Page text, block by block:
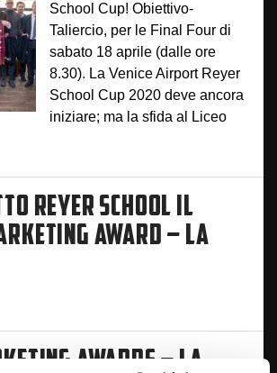
School Cup! Obiettivo-
Taliercio, per le Final Four di
sabato 18 aprile (dalle ore
8.30). La Venice Airport Reyer
School Cup 2020 deve ancora
iniziare; ma la sfida al Liceo
REYER SCHOOL IL
AWARD – LA
AWARDS – LA